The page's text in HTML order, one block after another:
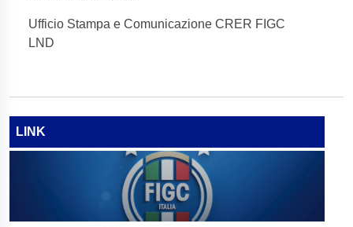
Ufficio Stampa e Comunicazione CRER FIGC
LND
LINK